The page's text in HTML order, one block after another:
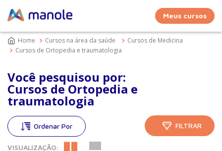
Meus cursos
Cursos na área da saúde
Cursos de Medicina
Cursos de Ortopedia e traumatologia
Você pesquisou por:
Cursos de Ortopedia e
traumatologia
VISUALIZAÇÃO:
FILTRAR